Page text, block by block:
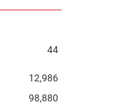
44
12,986
98,880